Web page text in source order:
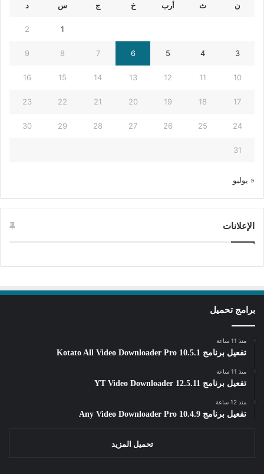
ن ث أرب خ ج س د
1
2
3
4
5
6
7
8
9
10
11
12
13
14
15
16
17
18
19
20
21
22
23
24
25
26
27
28
29
30
31
« يوليو
الإعلانات
برامج تحميل
منذ 11 ساعة
تفعيل برنامج Kotato All Video Downloader Pro 10.5.1
منذ 11 ساعة
تفعيل برنامج YT Video Downloader 12.5.11
منذ 12 ساعة
تفعيل برنامج Any Video Downloader Pro 10.4.9
تحميل المزيد